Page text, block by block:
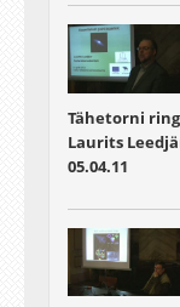
Tähetorni ring
Laurits
05.04.11